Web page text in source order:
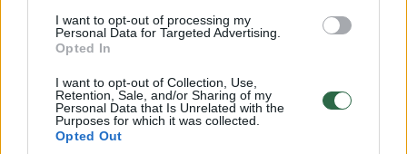
I want to opt-out of processing my
Personal Data for Targeted Advertising.
Opted In
I want to opt-out of Collection, Use,
Retention, Sale, and/or Sharing of my
Personal Data that Is Unrelated with the
Purposes for which it was collected.
Opted Out
Mokslas ir IT Išmanyk